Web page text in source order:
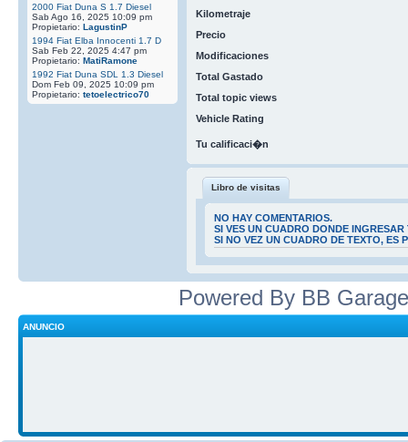
2000 Fiat Duna S 1.7 Diesel
Sab Ago 16, 2025 10:09 pm
Propietario: LagustinP
1994 Fiat Elba Innocenti 1.7 D
Sab Feb 22, 2025 4:47 pm
Propietario: MatiRamone
1992 Fiat Duna SDL 1.3 Diesel
Dom Feb 09, 2025 10:09 pm
Propietario: tetoelectrico70
Kilometraje
Precio
Modificaciones
Total Gastado
Total topic views
Vehicle Rating
Tu calificaci�n
Libro de visitas
NO HAY COMENTARIOS.
SI VES UN CUADRO DONDE
SI NO VEZ UN CUADRO DE TEXTO, ES
Powered By BB
ANUNCIO